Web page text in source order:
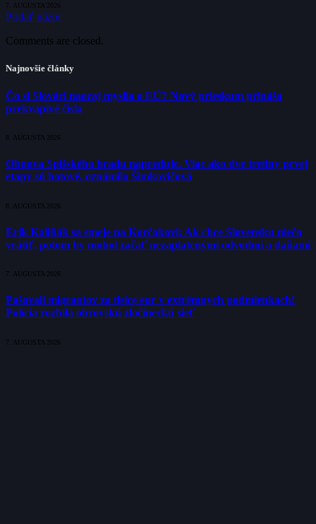
7. AUGUSTA 2026
Pridať názor
Comments are closed.
Najnovšie články
Čo si Slováci naozaj myslia o EÚ? Nový prieskum prináša
prekvapivé čísla
8. AUGUSTA 2026
Obnova Spišského hradu napreduje. Viac ako dve tretiny prvej
etapy sú hotové, oznámila Šimkovičová
8. AUGUSTA 2026
Erik Kaliňák sa smeje na Korčokovi: Ak chce Slovensku niečo
vrátiť, potom by mohol začať nezaplatenými odvodmi a daňami
7. AUGUSTA 2026
Pašovali migrantov za tisíce eur v extrémnych podmienkach!
Polícia rozbila obrovskú zločineckú sieť
7. AUGUSTA 2026